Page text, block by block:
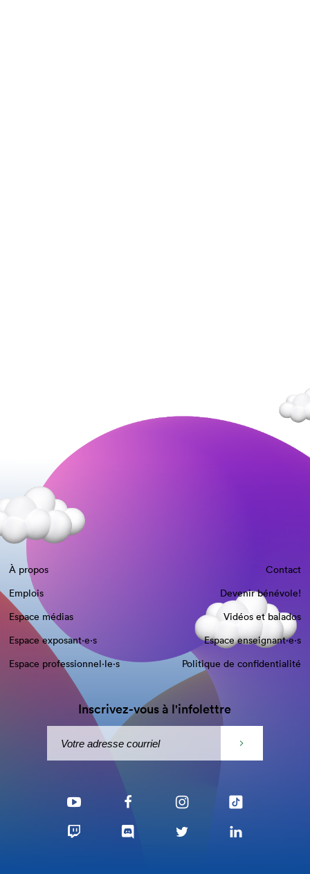
À propos
Contact
Emplois
Devenir bénévole!
Espace médias
Vidéos et balados
Espace exposant·e⋅s
Espace enseignant·e⋅s
Espace professionnel·le⋅s
Politique de confidentialité
Inscrivez-vous à l'infolettre